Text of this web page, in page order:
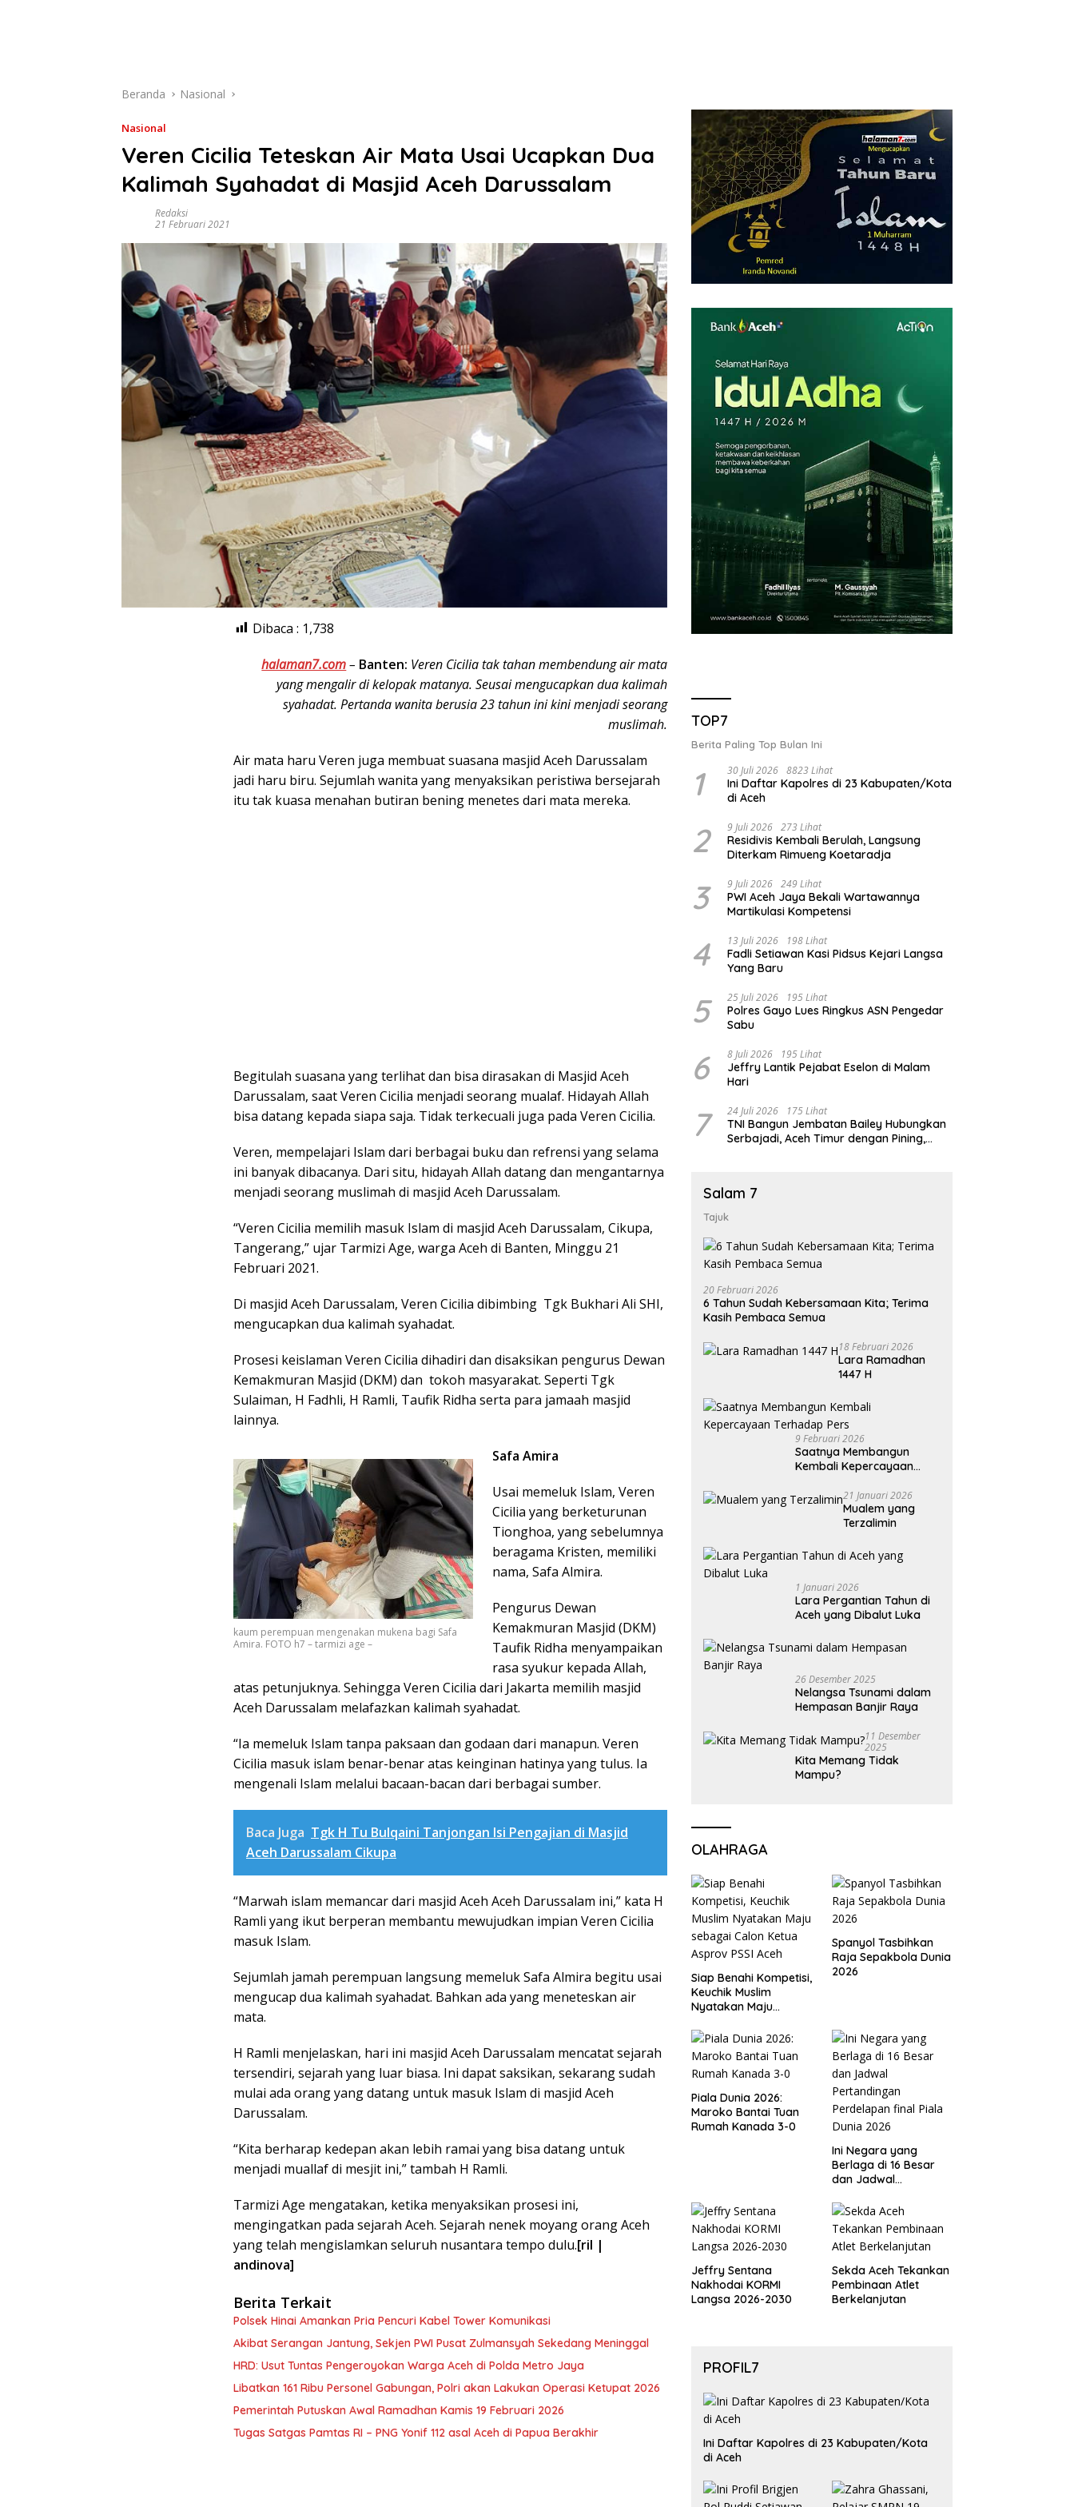
Beranda Nasional
Nasional
Veren Cicilia Teteskan Air Mata Usai Ucapkan Dua
Kalimah Syahadat di Masjid Aceh Darussalam
Redaksi
21 Februari 2021
Dibaca : 1,738
halaman7.com– Banten: Veren Cicilia tak tahan membendung air mata
yang mengalir di kelopak matanya. Seusai mengucapkan dua kalimah
syahadat. Pertanda wanita berusia 23 tahun ini kini menjadi seorang
muslimah.
Air mata haru Veren juga membuat suasana masjid Aceh Darussalam
jadi haru biru. Sejumlah wanita yang menyaksikan peristiwa bersejarah
itu tak kuasa menahan butiran bening menetes dari mata mereka.
Begitulah suasana yang terlihat dan bisa dirasakan di Masjid Aceh
Darussalam, saat Veren Cicilia menjadi seorang mualaf. Hidayah Allah
bisa datang kepada siapa saja. Tidak terkecuali juga pada Veren Cicilia.
Veren, mempelajari Islam dari berbagai buku dan refrensi yang selama
ini banyak dibacanya. Dari situ, hidayah Allah datang dan mengantarnya
menjadi seorang muslimah di masjid Aceh Darussalam.
“Veren Cicilia memilih masuk Islam di masjid Aceh Darussalam, Cikupa,
Tangerang,” ujar Tarmizi Age, warga Aceh di Banten, Minggu 21
Februari 2021.
Di masjid Aceh Darussalam, Veren Cicilia dibimbing Tgk Bukhari Ali SHI,
mengucapkan dua kalimah syahadat.
Prosesi keislaman Veren Cicilia dihadiri dan disaksikan pengurus Dewan
Kemakmuran Masjid (DKM) dan tokoh masyarakat. Seperti Tgk
Sulaiman, H Fadhli, H Ramli, Taufik Ridha serta para jamaah masjid
lainnya.
kaum perempuan mengenakan mukena bagi Safa
Amira. FOTO h7 – tarmizi age –
Safa Amira
Usai memeluk Islam, Veren
Cicilia yang berketurunan
Tionghoa, yang sebelumnya
beragama Kristen, memiliki
nama, Safa Almira.
Pengurus Dewan
Kemakmuran Masjid (DKM)
Taufik Ridha menyampaikan
rasa syukur kepada Allah,
atas petunjuknya. Sehingga Veren Cicilia dari Jakarta memilih masjid
Aceh Darussalam melafazkan kalimah syahadat.
“Ia memeluk Islam tanpa paksaan dan godaan dari manapun. Veren
Cicilia masuk islam benar-benar atas keinginan hatinya yang tulus. Ia
mengenali Islam melalui bacaan-bacan dari berbagai sumber.
Baca Juga Tgk H Tu Bulqaini Tanjongan Isi Pengajian di Masjid
Aceh Darussalam Cikupa
“Marwah islam memancar dari masjid Aceh Aceh Darussalam ini,” kata H
Ramli yang ikut berperan membantu mewujudkan impian Veren Cicilia
masuk Islam.
Sejumlah jamah perempuan langsung memeluk Safa Almira begitu usai
mengucap dua kalimah syahadat. Bahkan ada yang meneteskan air
mata.
H Ramli menjelaskan, hari ini masjid Aceh Darussalam mencatat sejarah
tersendiri, sejarah yang luar biasa. Ini dapat saksikan, sekarang sudah
mulai ada orang yang datang untuk masuk Islam di masjid Aceh
Darussalam.
“Kita berharap kedepan akan lebih ramai yang bisa datang untuk
menjadi muallaf di mesjit ini,” tambah H Ramli.
Tarmizi Age mengatakan, ketika menyaksikan prosesi ini,
mengingatkan pada sejarah Aceh. Sejarah nenek moyang orang Aceh
yang telah mengislamkan seluruh nusantara tempo dulu.[ril |
andinova]
Berita Terkait
Polsek Hinai Amankan Pria Pencuri Kabel Tower Komunikasi
Akibat Serangan Jantung, Sekjen PWI Pusat Zulmansyah Sekedang Meninggal
HRD: Usut Tuntas Pengeroyokan Warga Aceh di Polda Metro Jaya
Libatkan 161 Ribu Personel Gabungan, Polri akan Lakukan Operasi Ketupat 2026
Pemerintah Putuskan Awal Ramadhan Kamis 19 Februari 2026
Tugas Satgas Pamtas RI – PNG Yonif 112 asal Aceh di Papua Berakhir
TOP7
Berita Paling Top Bulan Ini
1 30 Juli 2026 8823 Lihat
Ini Daftar Kapolres di 23 Kabupaten/Kota
di Aceh
2 9 Juli 2026 273 Lihat
Residivis Kembali Berulah, Langsung
Diterkam Rimueng Koetaradja
3 9 Juli 2026 249 Lihat
PWI Aceh Jaya Bekali Wartawannya
Martikulasi Kompetensi
4 13 Juli 2026 198 Lihat
Fadli Setiawan Kasi Pidsus Kejari Langsa
Yang Baru
5 25 Juli 2026 195 Lihat
Polres Gayo Lues Ringkus ASN Pengedar
Sabu
6 8 Juli 2026 195 Lihat
Jeffry Lantik Pejabat Eselon di Malam
Hari
7 24 Juli 2026 175 Lihat
TNI Bangun Jembatan Bailey Hubungkan
Serbajadi, Aceh Timur dengan Pining,
Salam 7
Tajuk
20 Februari 2026
6 Tahun Sudah Kebersamaan Kita; Terima
Kasih Pembaca Semua
18 Februari 2026
Lara Ramadhan
1447 H
9 Februari 2026
Saatnya Membangun
Kembali Kepercayaan
21 Januari 2026
Mualem yang
Terzalimin
1 Januari 2026
Lara Pergantian Tahun di
Aceh yang Dibalut Luka
26 Desember 2025
Nelangsa Tsunami dalam
Hempasan Banjir Raya
11 Desember
2025
Kita Memang Tidak
Mampu?
OLAHRAGA
Siap Benahi Kompetisi,
Keuchik Muslim
Nyatakan Maju
Asprov PSSI Aceh
Spanyol Tasbihkan
Raja Sepakbola Dunia
2026
Piala Dunia 2026:
Maroko Bantai Tuan
Rumah Kanada 3-0
Ini Negara yang
Berlaga di 16 Besar
dan Jadwal
Perdelapan final Piala
Dunia 2026
Jeffry Sentana
Nakhodai KORMI
Langsa 2026-2030
Sekda Aceh Tekankan
Pembinaan Atlet
Berkelanjutan
PROFIL7
Ini Daftar Kapolres di 23 Kabupaten/Kota
di Aceh